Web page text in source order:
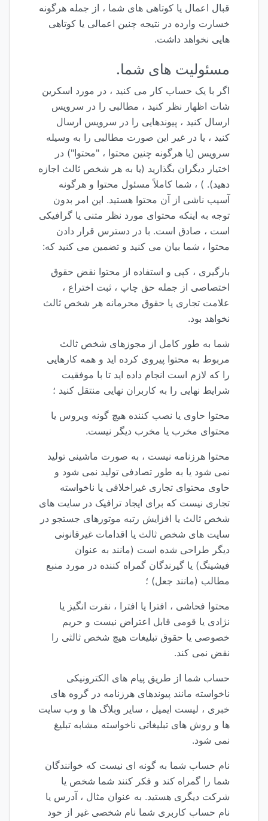
قبال اعمال یا کوتاهی های شما ، از جمله هرگونه
خسارت وارده در نتیجه چنین اعمالی یا کوتاهی
هایی نخواهد داشت.
مسئولیت های شما.
اگر با یک حساب کار می کنید ، در مورد اسکرین
شات اظهار نظر کنید ، مطالبی را در سرویس
ارسال کنید ، پیوندهایی را در سرویس ارسال
کنید ، یا در غیر این صورت مطالبی را به وسیله
سرویس (یا هرگونه چنین محتوا ، "محتوا") در
اختیار دیگران بگذارید (یا به هر شخص ثالث اجازه
دهید). ) ، شما کاملاً مسئول محتوا و هرگونه
آسیب ناشی از آن محتوا هستید. این امر بدون
توجه به اینکه محتوای مورد نظر متنی یا گرافیکی
است ، صادق است. با در دسترس قرار دادن
محتوا ، شما بیان می کنید و تضمین می کنید که:
بارگیری ، کپی و استفاده از محتوا نقض حقوق
اختصاصی از جمله حق چاپ ، ثبت اختراع ،
علامت تجاری یا حقوق محرمانه هر شخص ثالث
نخواهد بود.
شما به طور کامل از مجوزهای شخص ثالث
مربوط به محتوا پیروی کرده اید و همه کارهایی
را که لازم است انجام داده اید تا با موفقیت
شرایط نهایی را به کاربران نهایی منتقل کنید ؛
محتوا حاوی یا نصب کننده هیچ گونه ویروس یا
محتوای مخرب یا مخرب دیگر نیست.
محتوا هرزنامه نیست ، به صورت ماشینی تولید
نمی شود یا به طور تصادفی تولید نمی شود و
حاوی محتوای تجاری غیراخلاقی یا ناخواسته
تجاری نیست که برای ایجاد ترافیک در سایت های
شخص ثالث یا افزایش رتبه موتورهای جستجو در
سایت های شخص ثالث یا اقدامات غیرقانونی
دیگر طراحی شده است (مانند به عنوان
فیشینگ) یا گیرندگان گمراه کننده در مورد منبع
مطالب (مانند جعل) ؛
محتوا فحاشی ، افترا یا افترا ، نفرت انگیز یا
نژادی یا قومی قابل اعتراض نیست و حریم
خصوصی یا حقوق تبلیغات هیچ شخص ثالثی را
نقض نمی کند.
حساب شما از طریق پیام های الکترونیکی
ناخواسته مانند پیوندهای هرزنامه در گروه های
خبری ، لیست ایمیل ، سایر وبلاگ ها و وب سایت
ها و روش های تبلیغاتی ناخواسته مشابه تبلیغ
نمی شود.
نام حساب شما به گونه ای نیست که خوانندگان
شما را گمراه کند و فکر کنند شما شخص یا
شرکت دیگری هستید. به عنوان مثال ، آدرس یا
نام حساب کاربری شما نام شخصی غیر از خود